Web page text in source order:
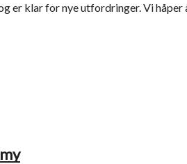
er klar for nye utfordringer. Vi håper